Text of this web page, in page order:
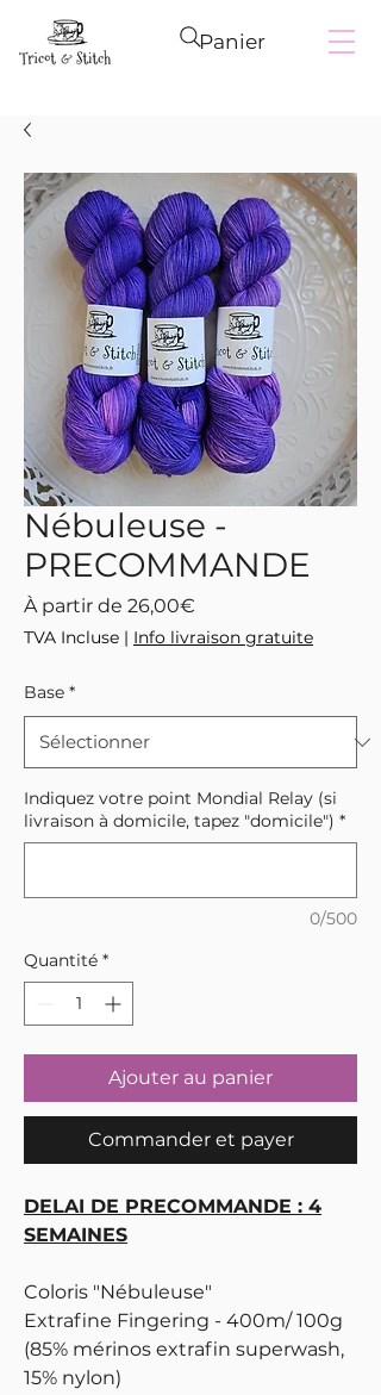
Panier
Nébuleuse -
PRECOMMANDE
À partir de 26,00€
promotionnel
TVA Incluse | Info livraison gratuite
Base *
Indiquez votre point Mondial Relay (si
livraison à domicile, tapez "domicile") *
0/500
Quantité *
Ajouter au panier
Commander et payer
DELAI DE PRECOMMANDE : 4
SEMAINES
Coloris "Nébuleuse"
Extrafine Fingering - 400m/ 100g
(85% mérinos extrafin superwash,
15% nylon)